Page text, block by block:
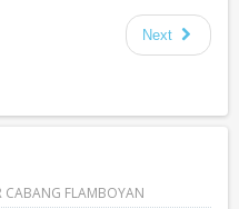
Next
FLAMBOYAN